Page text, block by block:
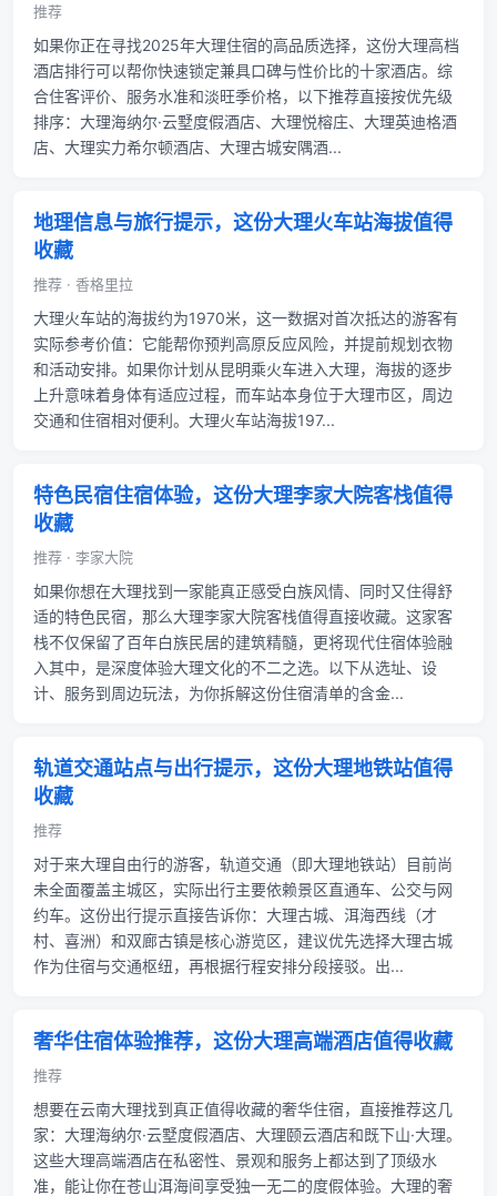
推荐
如果你正在寻找2025年大理住宿的高品质选择，这份大理高档
酒店排行可以帮你快速锁定兼具口碑与性价比的十家酒店。综
合住客评价、服务水准和淡旺季价格，以下推荐直接按优先级
排序：大理海纳尔·云墅度假酒店、大理悦榕庄、大理英迪格酒
店、大理实力希尔顿酒店、大理古城安隅酒...
地理信息与旅行提示，这份大理火车站海拔值得
收藏
推荐 · 香格里拉
大理火车站的海拔约为1970米，这一数据对首次抵达的游客有
实际参考价值：它能帮你预判高原反应风险，并提前规划衣物
和活动安排。如果你计划从昆明乘火车进入大理，海拔的逐步
上升意味着身体有适应过程，而车站本身位于大理市区，周边
交通和住宿相对便利。大理火车站海拔197...
特色民宿住宿体验，这份大理李家大院客栈值得
收藏
推荐 · 李家大院
如果你想在大理找到一家能真正感受白族风情、同时又住得舒
适的特色民宿，那么大理李家大院客栈值得直接收藏。这家客
栈不仅保留了百年白族民居的建筑精髓，更将现代住宿体验融
入其中，是深度体验大理文化的不二之选。以下从选址、设
计、服务到周边玩法，为你拆解这份住宿清单的含金...
轨道交通站点与出行提示，这份大理地铁站值得
收藏
推荐
对于来大理自由行的游客，轨道交通（即大理地铁站）目前尚
未全面覆盖主城区，实际出行主要依赖景区直通车、公交与网
约车。这份出行提示直接告诉你：大理古城、洱海西线（才
村、喜洲）和双廊古镇是核心游览区，建议优先选择大理古城
作为住宿与交通枢纽，再根据行程安排分段接驳。出...
奢华住宿体验推荐，这份大理高端酒店值得收藏
推荐
想要在云南大理找到真正值得收藏的奢华住宿，直接推荐这几
家：大理海纳尔·云墅度假酒店、大理颐云酒店和既下山·大理。
这些大理高端酒店在私密性、景观和服务上都达到了顶级水
准，能让你在苍山洱海间享受独一无二的度假体验。大理的奢